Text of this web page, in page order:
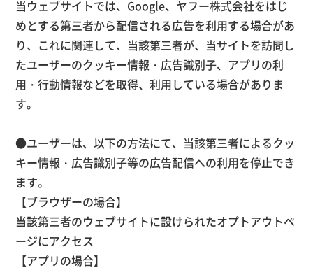
当ウェブサイトでは、Google、ヤフー株式会社をはじ
めとする第三者から配信される広告を利用する場合があ
り、これに関連して、当該第三者が、当サイトを訪問し
たユーザーのクッキー情報・広告識別子、アプリの利
用・行動情報などを取得、利用している場合がありま
す。
●ユーザーは、以下の方法にて、当該第三者によるクッ
キー情報・広告識別子等の広告配信への利用を停止でき
ます。
【ブラウザーの場合】
当該第三者のウェブサイトに設けられたオプトアウトペ
ージにアクセス
【アプリの場合】